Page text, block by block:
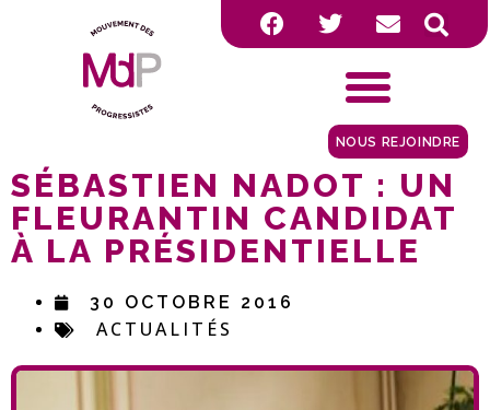
NOUS REJOINDRE
SÉBASTIEN NADOT : UN
FLEURANTIN CANDIDAT
À LA PRÉSIDENTIELLE
30 OCTOBRE 2016
ACTUALITÉS